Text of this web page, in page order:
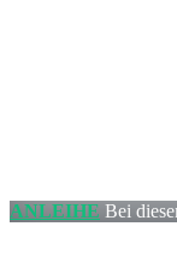
ANLEIHE Bei